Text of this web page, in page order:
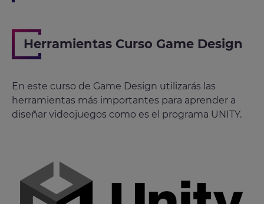
Herramientas Curso Game Design
En este curso de Game Design utilizarás las
herramientas más importantes para aprender a
diseñar videojuegos como es el programa UNITY.